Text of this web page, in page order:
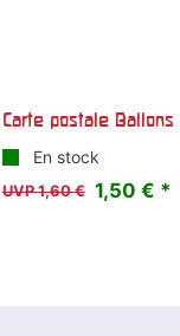
Carte postale Ballons
En stock
UVP 1,60 € 1,50 € *